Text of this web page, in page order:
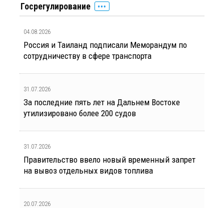
Госрегулирование
04.08.2026
Россия и Таиланд подписали Меморандум по
сотрудничеству в сфере транспорта
31.07.2026
За последние пять лет на Дальнем Востоке
утилизировано более 200 судов
31.07.2026
Правительство ввело новый временный запрет
на вывоз отдельных видов топлива
20.07.2026